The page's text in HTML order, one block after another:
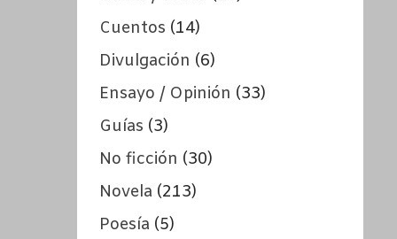
Cuentos (14)
Divulgación (6)
Ensayo / Opinión (33)
Guías (3)
No ficción (30)
Novela (213)
Poesía (5)